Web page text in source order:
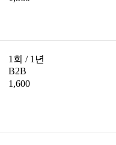
1회 / 1년
B2B
1,600